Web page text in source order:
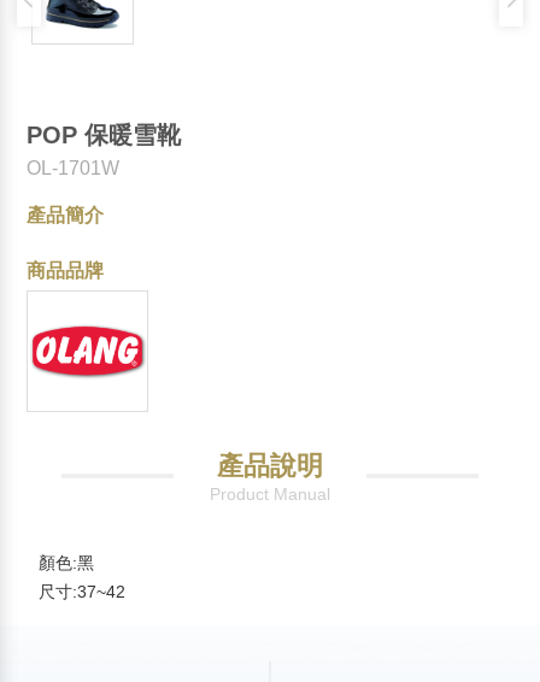
POP 保暖雪靴
OL-1701W
產品簡介
商品品牌
產品說明
Product Manual
顏色:黑
尺寸:37~42